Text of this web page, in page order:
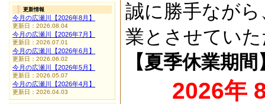
誠に勝手なが
業とさせてい
【夏季休業期間
2026年
更新情報
今月の広瀬川【2026年8月】
更新日：2026.08.04
今月の広瀬川【2026年7月】
更新日：2026.07.01
今月の広瀬川【2026年6月】
更新日：2026.06.02
今月の広瀬川【2026年5月】
更新日：2026.05.07
今月の広瀬川【2026年4月】
更新日：2026.04.03